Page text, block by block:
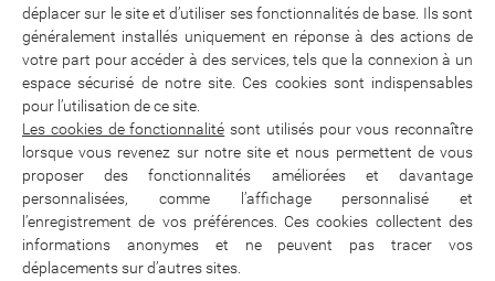
déplacer sur le site et d’utiliser ses fonctionnalités de base. Ils sont
généralement installés uniquement en réponse à des actions de
votre part pour accéder à des services, tels que la connexion à un
espace sécurisé de notre site. Ces cookies sont indispensables
pour l’utilisation de ce site.
Les cookies de fonctionnalité sont utilisés pour vous reconnaître
lorsque vous revenez sur notre site et nous permettent de vous
proposer des fonctionnalités améliorées et davantage
personnalisées, comme l’affichage personnalisé et
l’enregistrement de vos préférences. Ces cookies collectent des
informations anonymes et ne peuvent pas tracer vos
déplacements sur d’autres sites.